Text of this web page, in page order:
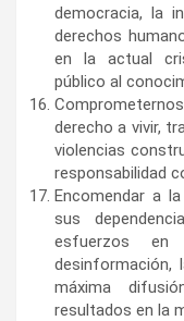
democracia, la
derechos
en la actual
público al
derecho a vivir,
violencias
responsabilidad
Encomendar a
sus
esfuerzos
desinformación,
máxima
resultados en la